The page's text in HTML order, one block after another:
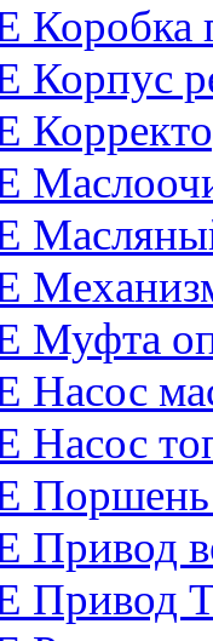
Поршень
Привод